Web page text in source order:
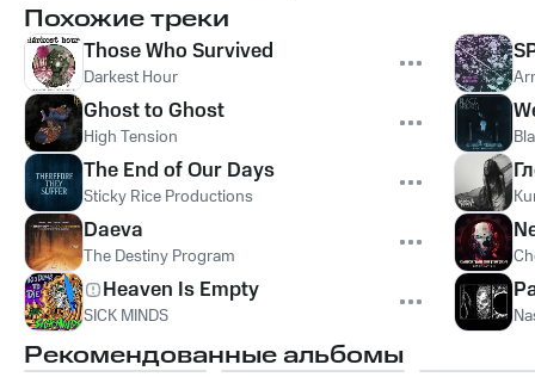
Похожие треки
Those Who Survived
Darkest Hour
Ghost to Ghost
High Tension
The End of Our Days
Sticky Rice Productions
Daeva
The Destiny Program
Heaven Is Empty
SICK MINDS
Рекомендованные альбомы